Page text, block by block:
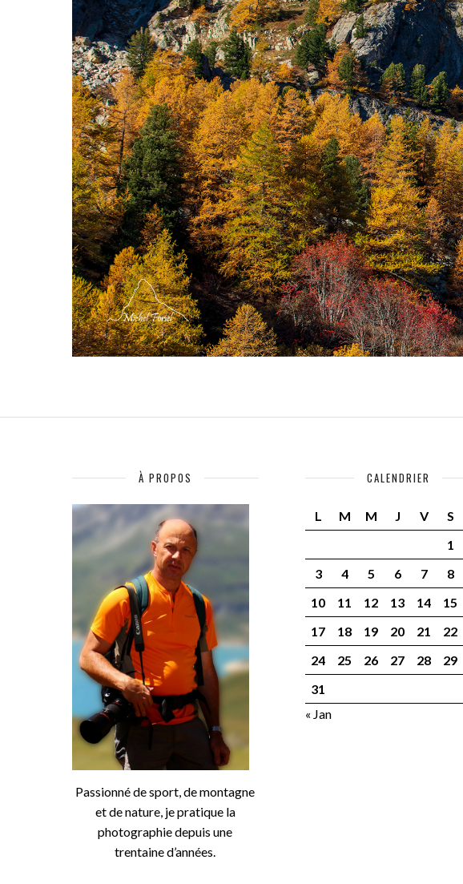
À PROPOS
Passionné de sport, de montagne
et de nature, je pratique la
photographie depuis une
trentaine d’années.
CALENDRIER
L M M J V S
1
3
4 5 6 7 8
10
11 12 13 14 15
17
18 19 20 21 22
24
25 26 27 28 29
31
« Jan